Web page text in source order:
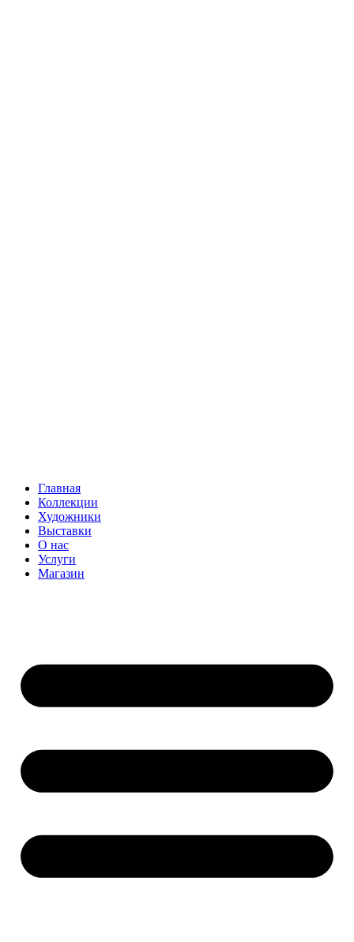
Главная
Коллекции
Художники
Выставки
О нас
Услуги
Магазин